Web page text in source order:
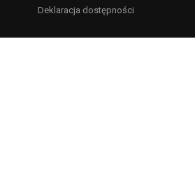
Deklaracja dostępności